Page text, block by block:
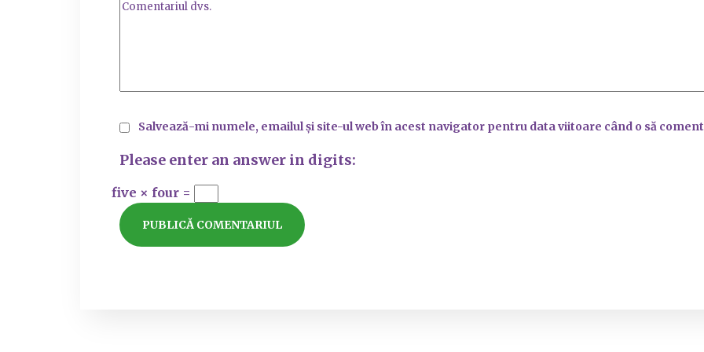
Salvează-mi numele, emailul și site-ul web în acest navigator pentru data viitoare când o să
Please enter an answer in digits:
five × four =